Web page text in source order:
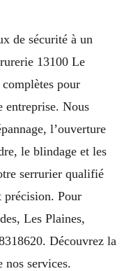
de sécurité à un
13100 Le
pour
entreprise. Nous
l’ouverture
le blindage et les
serrurier qualifié
précision. Pour
Les Plaines,
Découvrez la
nos services.